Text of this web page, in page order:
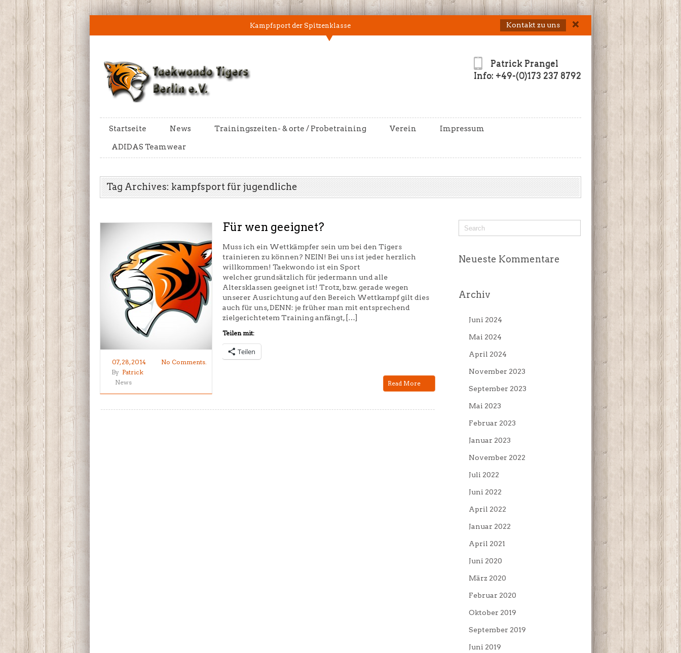
Kampfsport der Spitzenklasse Kontakt zu uns
Patrick Prangel
Info: +49-(0)173 237 8792
Startseite News Trainingszeiten- & orte / Probetraining Verein
Impressum
ADIDAS Teamwear
Tag Archives: kampfsport für jugendliche
07, 28, 2014
No Comments.
By Patrick
News
Für wen geeignet?
Muss ich ein Wettkämpfer sein um bei den Tigers
trainieren zu können? NEIN! Bei uns ist jeder herzlich
willkommen! Taekwondo ist ein Sport
welcher grundsätzlich für jedermann und alle
Altersklassen geeignet ist! Trotz, bzw. gerade wegen
unserer Ausrichtung auf den Bereich Wettkampf gilt dies
auch für uns, DENN: je früher man mit entsprechend
zielgerichtetem Training anfängt, […]
Teilen mit:
Teilen
Read More
Neueste Kommentare
Archiv
Juni 2024
Mai 2024
April 2024
November 2023
September 2023
Mai 2023
Februar 2023
Januar 2023
November 2022
Juli 2022
Juni 2022
April 2022
Januar 2022
April 2021
Juni 2020
März 2020
Februar 2020
Oktober 2019
September 2019
Juni 2019